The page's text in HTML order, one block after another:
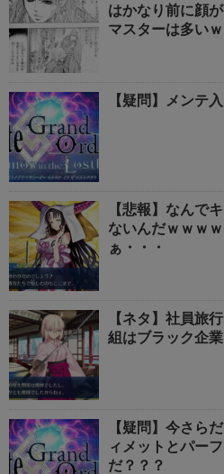
はかなり前に顔
マスターは多いｗ
【疑問】メンテ
【悲報】なんで
ないんだｗｗｗ
ぁ・・・
【ネタ】社員旅
組はブラック企
【疑問】今さら
ィメットとパー
だ？？？